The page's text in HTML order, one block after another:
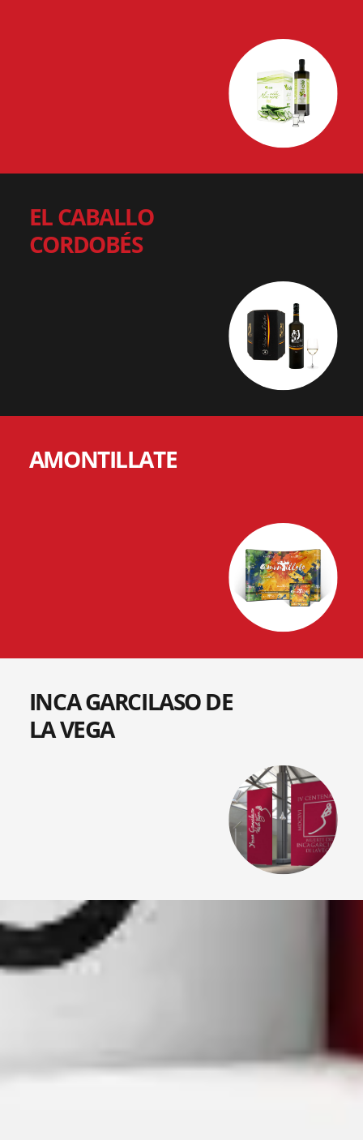
EL CABALLO
CORDOBÉS
AMONTILLATE
INCA GARCILASO DE
LA VEGA